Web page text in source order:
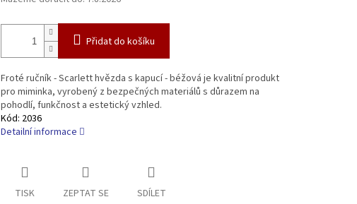
Přidat do košíku
Froté ručník - Scarlett hvězda s kapucí - béžová je kvalitní produkt
pro miminka, vyrobený z bezpečných materiálů s důrazem na
pohodlí, funkčnost a estetický vzhled.
Kód: 2036
Detailní informace
TISK ZEPTAT SE SDÍLET